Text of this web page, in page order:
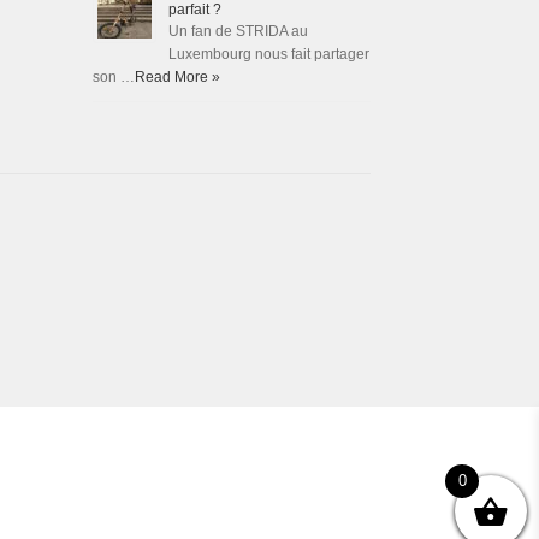
parfait ?
Un fan de STRIDA au
Luxembourg nous fait partager
son … Read More »
0